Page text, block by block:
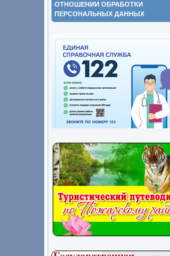
ОТНОШЕНИИ ОБРАБОТКИ
ПЕРСОНАЛЬНЫХ ДАННЫХ